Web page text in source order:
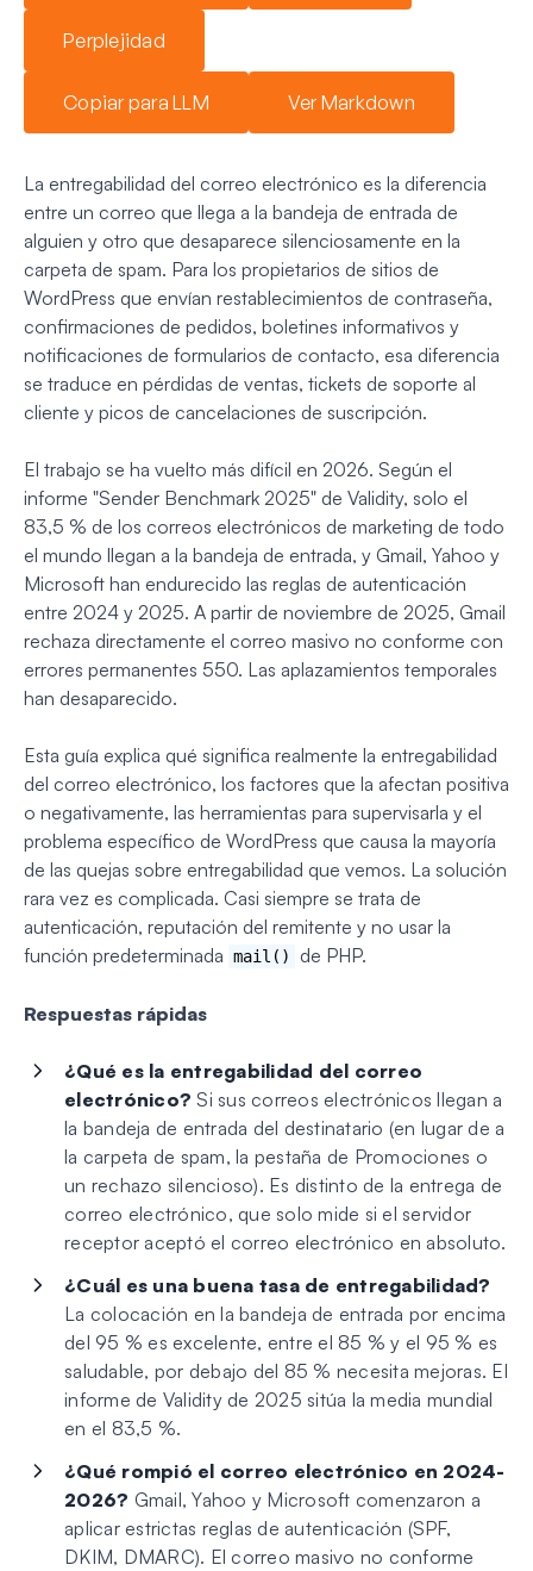
Perplejidad
Copiar para LLM Ver Markdown
La entregabilidad del correo electrónico es la diferencia
entre un correo que llega a la bandeja de entrada de
alguien y otro que desaparece silenciosamente en la
carpeta de spam. Para los propietarios de sitios de
WordPress que envían restablecimientos de contraseña,
confirmaciones de pedidos, boletines informativos y
notificaciones de formularios de contacto, esa diferencia
se traduce en pérdidas de ventas, tickets de soporte al
cliente y picos de cancelaciones de suscripción.
El trabajo se ha vuelto más difícil en 2026. Según el
informe "Sender Benchmark 2025" de Validity, solo el
83,5 % de los correos electrónicos de marketing de todo
el mundo llegan a la bandeja de entrada, y Gmail, Yahoo y
Microsoft han endurecido las reglas de autenticación
entre 2024 y 2025. A partir de noviembre de 2025, Gmail
rechaza directamente el correo masivo no conforme con
errores permanentes 550. Las aplazamientos temporales
han desaparecido.
Esta guía explica qué significa realmente la entregabilidad
del correo electrónico, los factores que la afectan positiva
o negativamente, las herramientas para supervisarla y el
problema específico de WordPress que causa la mayoría
de las quejas sobre entregabilidad que vemos. La solución
rara vez es complicada. Casi siempre se trata de
autenticación, reputación del remitente y no usar la
función predeterminada mail() de PHP.
Respuestas rápidas
¿Qué es la entregabilidad del correo
electrónico? Si sus correos electrónicos llegan a
la bandeja de entrada del destinatario (en lugar de a
la carpeta de spam, la pestaña de Promociones o
un rechazo silencioso). Es distinto de la entrega de
correo electrónico, que solo mide si el servidor
receptor aceptó el correo electrónico en absoluto.
¿Cuál es una buena tasa de entregabilidad?
La colocación en la bandeja de entrada por encima
del 95 % es excelente, entre el 85 % y el 95 % es
saludable, por debajo del 85 % necesita mejoras. El
informe de Validity de 2025 sitúa la media mundial
en el 83,5 %.
¿Qué rompió el correo electrónico en 2024-
2026? Gmail, Yahoo y Microsoft comenzaron a
aplicar estrictas reglas de autenticación (SPF,
DKIM, DMARC). El correo masivo no conforme